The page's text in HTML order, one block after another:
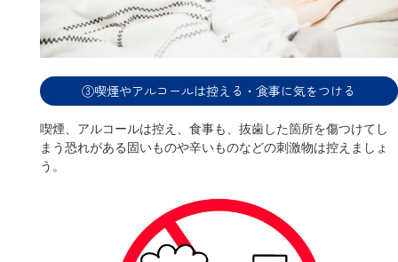
③喫煙やアルコールは控える・食事に気をつける
喫煙、アルコールは控え、食事も、抜歯した箇所を傷つけてし
まう恐れがある固いものや辛いものなどの刺激物は控えましょ
う。